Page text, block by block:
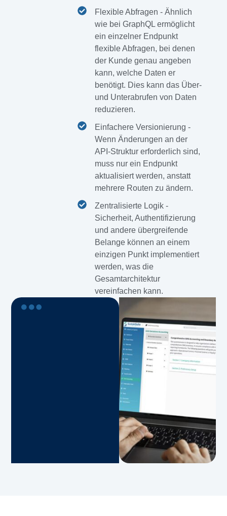
Flexible Abfragen - Ähnlich
wie bei GraphQL ermöglicht
ein einzelner Endpunkt
flexible Abfragen, bei denen
der Kunde genau angeben
kann, welche Daten er
benötigt. Dies kann das Über-
und Unterabrufen von Daten
reduzieren.
Einfachere Versionierung -
Wenn Änderungen an der
API-Struktur erforderlich sind,
muss nur ein Endpunkt
aktualisiert werden, anstatt
mehrere Routen zu ändern.
Zentralisierte Logik -
Sicherheit, Authentifizierung
und andere übergreifende
Belange können an einem
einzigen Punkt implementiert
werden, was die
Gesamtarchitektur
vereinfachen kann.